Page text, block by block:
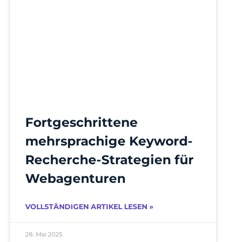
Fortgeschrittene
mehrsprachige Keyword-
Recherche-Strategien für
Webagenturen
VOLLSTÄNDIGEN ARTIKEL LESEN »
28. Mai 2025